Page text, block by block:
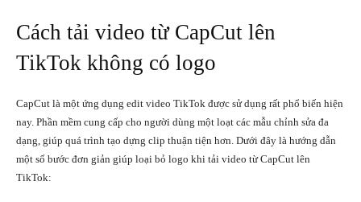
Cách tải video từ CapCut lên
TikTok không có logo
CapCut là một ứng dụng edit video TikTok được sử dụng rất phổ biến hiện
nay. Phần mềm cung cấp cho người dùng một loạt các mẫu chỉnh sửa đa
dạng, giúp quá trình tạo dựng clip thuận tiện hơn. Dưới đây là hướng dẫn
một số bước đơn giản giúp loại bỏ logo khi tải video từ CapCut lên
TikTok: